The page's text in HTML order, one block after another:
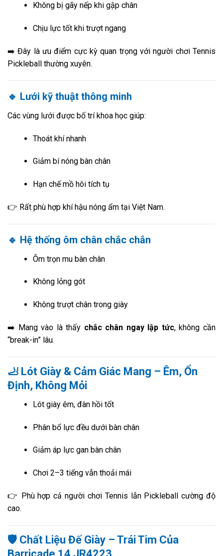
Không bị gãy nếp khi gập chân
Chịu lực tốt khi trượt ngang
➡️ Đây là ưu điểm cực kỳ quan trọng với người chơi Tennis
Pickleball thường xuyên.
🔹 Lưới kỹ thuật thông minh
Các vùng lưới được bố trí khoa học giúp:
Thoát khí nhanh
Giảm bí nóng bàn chân
Hạn chế mồ hôi tích tụ
👉 Rất phù hợp khí hậu nóng ẩm tại Việt Nam.
🔹 Hệ thống ôm chân chắc chắn
Ôm trọn mu bàn chân
Không lỏng gót
Không trượt chân trong giày
➡️ Mang vào là thấy chắc chân ngay lập tức, không cần
“break-in” lâu.
🦶 Lót Giày & Cảm Giác Mang – Êm, Ổn
Định, Không Mỏi
Lót giày êm, đàn hồi tốt
Phân bổ lực đều dưới bàn chân
Giảm áp lực gan bàn chân
Chơi 2–3 tiếng vẫn thoải mái
👉 Phù hợp cả người chơi Tennis lẫn Pickleball cường độ
cao.
🛡️ Chất Liệu Đế Giày – Trái Tim Của